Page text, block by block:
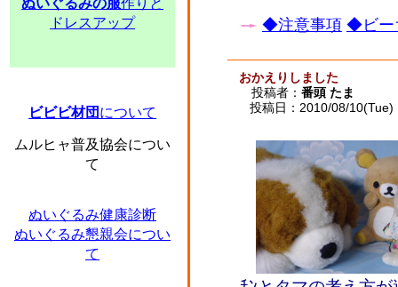
ぬいぐるみの服作りと
ドレスアップ
ビビビ材団 について
ムルヒャ普及協会につい
て
ぬいぐるみ健康診断
ぬいぐるみ懇親会につい
て
◆注意事項 ◆ビー
おかえりしました
投稿者： 番頭 たま
投稿日：2010/08/